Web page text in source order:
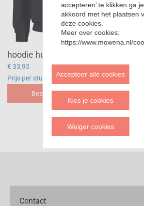
hoodie husband daddy legend
€ 33,95
Prijs per stuk
Bestellen
Contact
accepteren’ te klikken ga je
akkoord met het plaatsen
deze cookies.
Meer over cookies:
https://www.mowena.nl/
Accepteer alle cookies
Kies je cookies
Weiger cookies